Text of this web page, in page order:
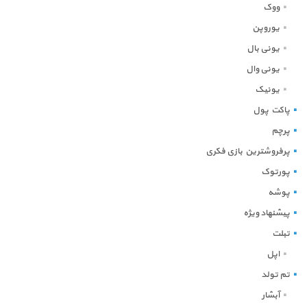
ووک
یوروپن
یونی بال
یونی وال
یونیک
پاکت پول
پرچم
پرفروشترین بازی فکری
پورتوک
پوشه
پیشنهاد ویژه
تبلت
اپل
تم تولد
آبشار